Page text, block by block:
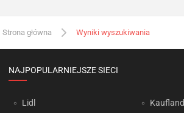
Strona główna Wyniki wyszukiwania
NAJPOPULARNIEJSZE SIECI
Lidl Kaufland